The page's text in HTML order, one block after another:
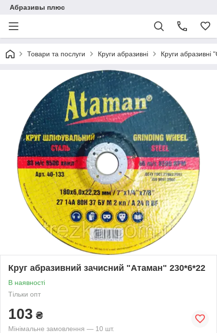
Абразивы плюс
Товари та послуги Круги абразивні Круги абразивні
Круг абразивний зачисний "Атаман" 230*6*22
В наявності
Тільки опт
103 ₴
Мінімальне замовлення — 10 шт.